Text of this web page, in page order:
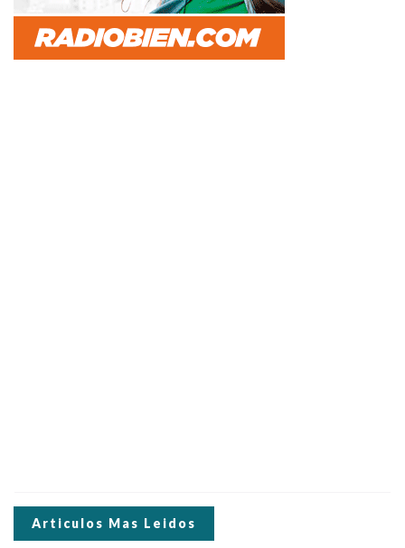
Articulos Mas Leidos